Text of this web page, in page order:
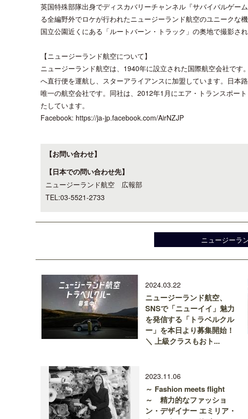
英国特殊部隊出身でディスカバリーチャンネル『サバイバルゲー
る全編野外でロケが行われたニュージーランド航空のユニークな
国立公園近くにある「ルートバーン・トラック」の奥地で撮影され
【ニュージーランド航空について】
ニュージーランド航空は、1940年に設立された国際航空会社で
へ直行便を運航し、スターアライアンスに加盟しています。日
唯一の航空会社です。同社は、2012年1月にエア・トランスポー
たしています。
Facebook: https://ja-jp.facebook.com/AirNZJP
【お問い合わせ】
【日本での問い合わせ先】
ニュージーランド航空 広報部
TEL:03-5521-2733
ニュージーラ
2024.03.22
ニュージーランド航空、
SNSで「ニューイイ」魅力
を発信する「トラベルクル
ー」を本日より募集開始！
＼ 上級クラスもおト...
2023.11.06
～ Fashion meets flight
～ 精力的なファッショ
ン・デザイナー エミリア・